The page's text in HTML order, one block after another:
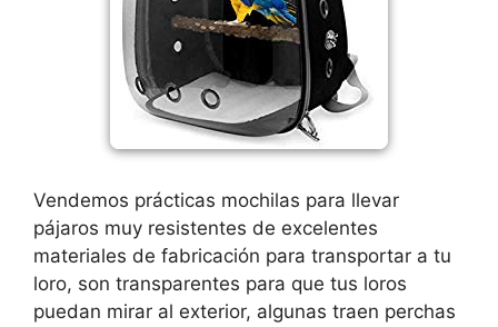
Vendemos prácticas mochilas para llevar
pájaros muy resistentes de excelentes
materiales de fabricación para transportar a tu
loro, son transparentes para que tus loros
puedan mirar al exterior, algunas traen perchas